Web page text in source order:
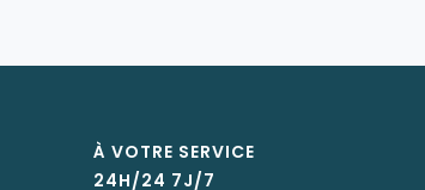
À VOTRE SERVICE
24H/24 7J/7